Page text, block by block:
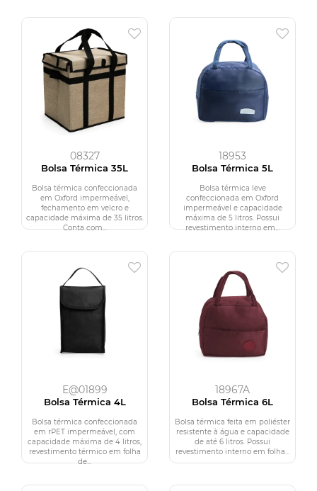
08327
Bolsa Térmica 35L
Bolsa térmica confeccionada
em Oxford impermeável,
fechamento em velcro e
capacidade máxima de 35 litros.
Conta com...
18953
Bolsa Térmica 5L
Bolsa térmica leve
confeccionada em Oxford
impermeável e capacidade
máxima de 5 litros. Possui
revestimento interno em...
E@01899
Bolsa Térmica 4L
Bolsa térmica confeccionada
em rPET impermeável, com
capacidade máxima de 4 litros,
revestimento térmico em folha
de...
18967A
Bolsa Térmica 6L
Bolsa térmica feita em poliéster
resistente à água e capacidade
de até 6 litros. Possui
revestimento interno em folha...